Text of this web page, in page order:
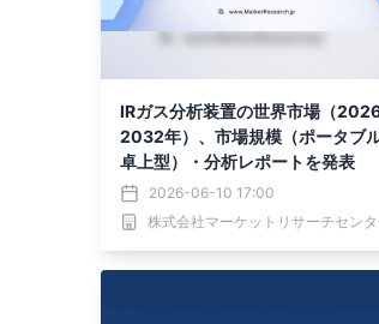
IRガス分析装置の世界市場（
2032年）、市場規模（ポータブル
卓上型）・分析レポートを発表
2026-06-10 17:00
株式会社マーケットリサーチセン